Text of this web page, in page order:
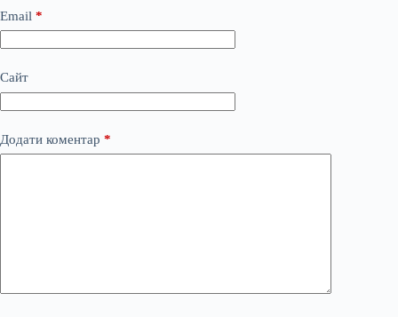
Email *
Сайт
Додати коментар *